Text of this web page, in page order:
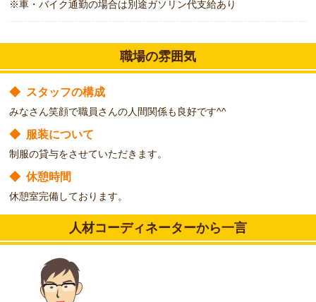
※車・バイク通勤の場合は別途ガソリン代支給あり
職場の雰囲気
◆ スタッフの構成
みなさん笑顔で職員さんの人間関係も良好です^^
◆ 服装について
制服の貸与をさせていただきます。
◆ 休憩時間
休憩室完備しております。
人材コーディネーターから一言